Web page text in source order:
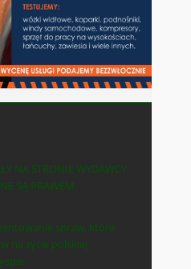
NA STRONIE WYDAWCY
SĄ PRAWEM
spraw, które
na życie polskiej